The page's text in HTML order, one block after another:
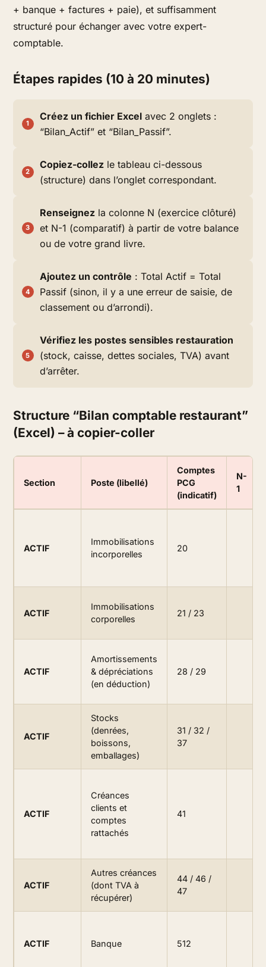
+ banque + factures + paie), et suffisamment
structuré pour échanger avec votre expert-
comptable.
Étapes rapides (10 à 20 minutes)
Créez un fichier Excel avec 2 onglets :
“Bilan_Actif” et “Bilan_Passif”.
Copiez-collez le tableau ci-dessous
(structure) dans l’onglet correspondant.
Renseignez la colonne N (exercice clôturé)
et N-1 (comparatif) à partir de votre balance
ou de votre grand livre.
Ajoutez un contrôle : Total Actif = Total
Passif (sinon, il y a une erreur de saisie, de
classement ou d’arrondi).
Vérifiez les postes sensibles restauration
(stock, caisse, dettes sociales, TVA) avant
d’arrêter.
Structure “Bilan comptable restaurant”
(Excel) – à copier-coller
Section Poste (libellé)
Comptes
PCG
(indicatif)
N-
1
ACTIF
Immobilisations
incorporelles
20
ACTIF
Immobilisations
corporelles
21 / 23
ACTIF
Amortissements
& dépréciations
(en déduction)
28 / 29
ACTIF
Stocks
(denrées,
boissons,
emballages)
31 / 32 /
37
ACTIF
Créances
clients et
comptes
rattachés
41
ACTIF
Autres créances
(dont TVA à
récupérer)
44 / 46 /
47
ACTIF Banque 512